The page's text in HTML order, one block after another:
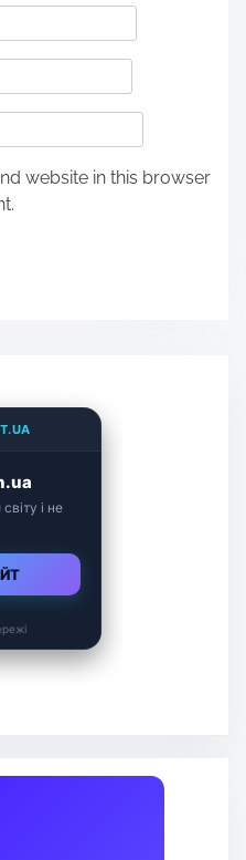
website in this browser